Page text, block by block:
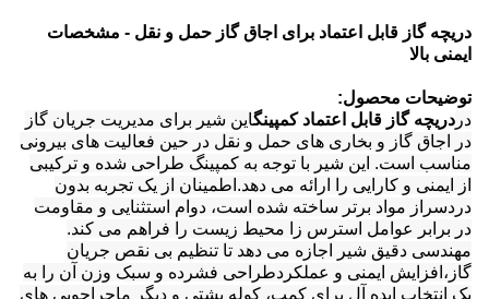
دریچه گاز قابل اعتماد برای اجاق گاز حمل و نقل - مشخصات
ایمنی بالا
توضیحات محصول:
در دریچه گاز قابل اعتماد کمپینگاین شیر برای مدیریت جریان گاز
در اجاق گاز و بخاری های حمل و نقل در حین فعالیت های بیرونی
مناسب است. این شیر با توجه به کمپینگ طراحی شده و ترکیبی
از ایمنی و کارایی را ارائه می دهد.اطمینان از یک تجربه بدون
دردسراز مواد برتر ساخته شده است، دوام استثنایی و مقاومت
در برابر عوامل استرس زا محیط زیست را فراهم می کند.
مهندسی دقیق شیر اجازه می دهد تا تنظیم بی نقص جریان
گاز،افزایش ایمنی و عملکردطراحی فشرده و سبک وزن آن را به
یک انتخاب ایده آل برای کمپ، کوله پشتی و دیگر ماجراجویی های